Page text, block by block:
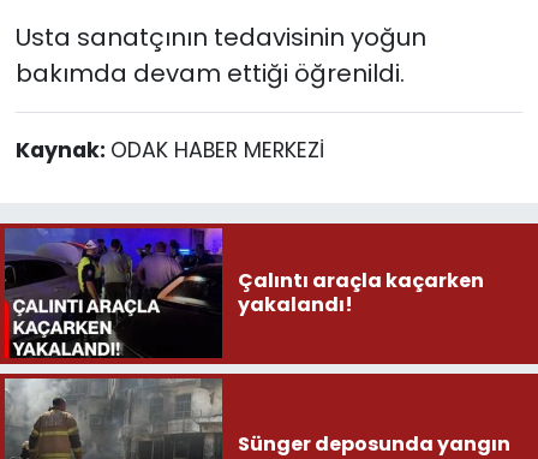
Usta sanatçının tedavisinin yoğun
bakımda devam ettiği öğrenildi.
Kaynak: ODAK HABER MERKEZİ
Çalıntı araçla kaçarken
yakalandı!
Sünger deposunda yangın